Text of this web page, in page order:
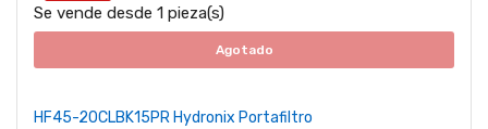
Se vende desde 1 pieza(s)
Agotado
HF45-20CLBK15PR Hydronix Portafiltro